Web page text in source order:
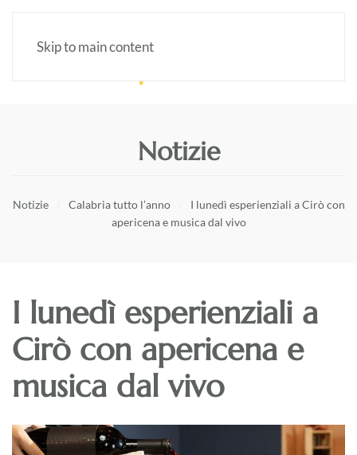
Skip to main content
Notizie
Notizie Calabria tutto l’anno
I lunedì esperienziali a Cirò con
apericena e musica dal vivo
I lunedì esperienziali a
Cirò con apericena e
musica dal vivo